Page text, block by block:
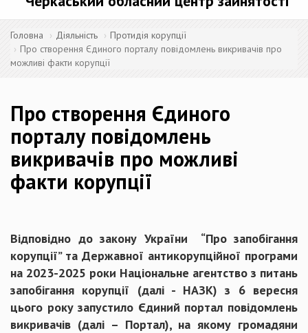
Головна Діяльність
Протидія корупції
Про створення Єдиного порталу повідомлень викривачів про
можливі факти корупції
Про створення Єдиного
порталу повідомлень
викривачів про можливі
факти корупції
Відповідно до закону України “Про запобігання
корупції” та Державної антикорупційної програми
на 2023-2025 роки Національне агентство з питань
запобігання корупції (далі - НАЗК) з 6 вересня
цього року запустило Єдиний портал повідомлень
викривачів (далі – Портал), на якому громадяни